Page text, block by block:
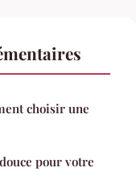
choisir une
pour votre